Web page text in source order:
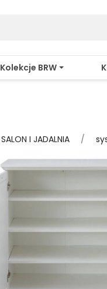
Kolekcje BRW
SALON I JADALNIA